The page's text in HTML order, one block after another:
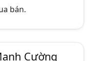
bán.
Cường